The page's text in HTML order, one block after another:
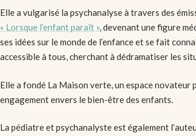
Elle a vulgarisé la psychanalyse à travers des
« Lorsque l’enfant paraît », devenant une figure
ses idées sur le monde de l’enfance et se fait
accessible à tous, cherchant à dédramatiser les
Elle a fondé La Maison verte, un espace
engagement envers le bien-être des enfants.
La pédiatre et psychanalyste est également